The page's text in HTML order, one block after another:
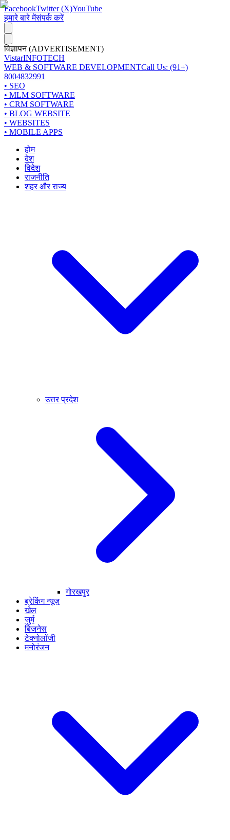
FacebookTwitter (X)YouTube
हमारे बारे मेंसंपर्क करें
विज्ञापन (ADVERTISEMENT)
VistarINFOTECH
WEB & SOFTWARE DEVELOPMENTCall Us: (91+)
8004832991
• SEO
• MLM SOFTWARE
• CRM SOFTWARE
• BLOG WEBSITE
• WEBSITES
• MOBILE APPS
होम
देश
विदेश
राजनीति
शहर और राज्य
उत्तर प्रदेश
गोरखपुर
ब्रेकिंग न्यूज़
खेल
जुर्म
बिजनेस
टेक्नोलॉजी
मनोरंजन